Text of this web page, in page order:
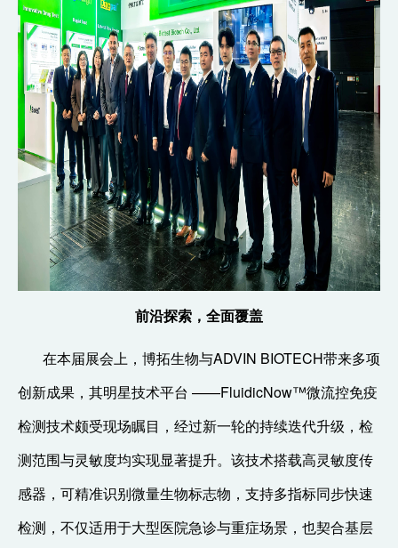
前沿探索，全面覆盖
在本届展会上，博拓生物与ADVIN BIOTECH带来多项
创新成果，其明星技术平台 ——FluidicNow™微流控免疫
检测技术颇受现场瞩目，经过新一轮的持续迭代升级，检
测范围与灵敏度均实现显著提升。该技术搭载高灵敏度传
感器，可精准识别微量生物标志物，支持多指标同步快速
检测，不仅适用于大型医院急诊与重症场景，也契合基层